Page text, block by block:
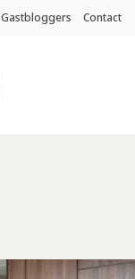
Gastbloggers Contact